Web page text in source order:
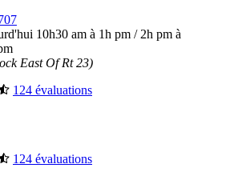
10h30 am à 1h pm / 2h pm à
East Of Rt 23)
124 évaluations
124 évaluations